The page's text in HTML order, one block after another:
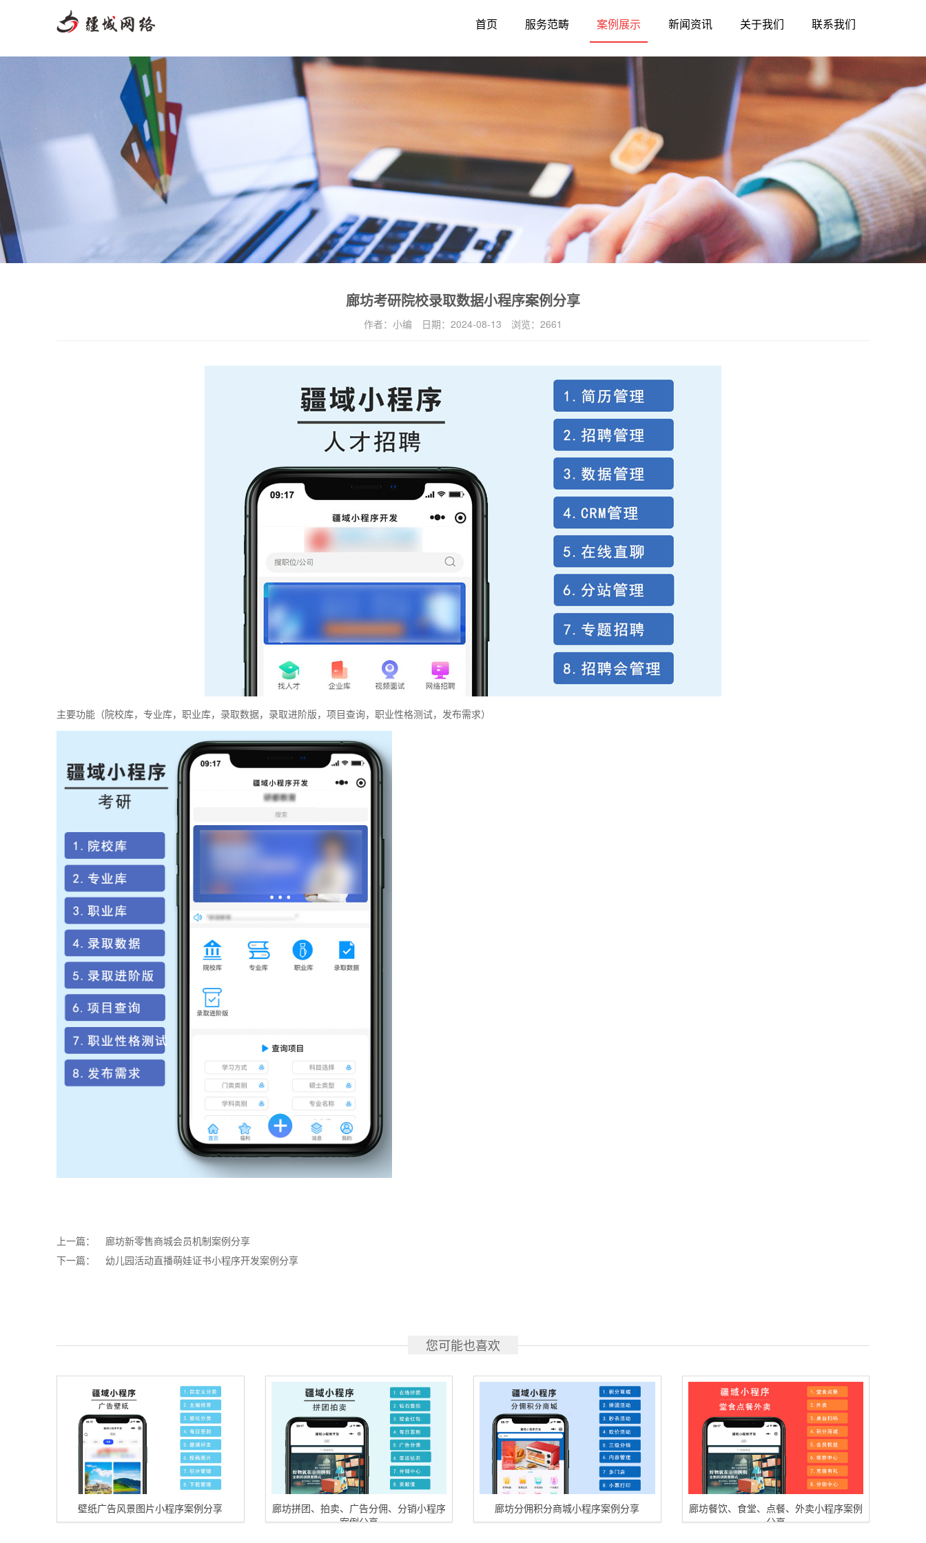
首页 服务范畴 案例展示 新闻资讯 关于我们 联系我们
廊坊考研院校录取数据小程序案例分享
作者： 小编 日期： 2024-08-13 浏览： 2661
主要功能（院校库，专业库，职业库，录取数据，录取进阶版，项目查询，职业性格测试，发布需求）
上一篇：
廊坊新零售商城会员机制案例分享
下一篇：
幼儿园活动直播萌娃证书小程序开发案例分享
您可能也喜欢
壁纸广告风景图片小程序案例分享
廊坊拼团、拍卖、广告分佣、分销小程序
案例分享
廊坊分佣积分商城小程序案例分享
廊坊餐饮、食堂、点餐、外卖小程序案例
分享